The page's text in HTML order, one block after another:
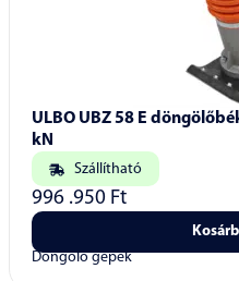
ULBO UBZ 58 E
kN
Szállítható
996 .950 Ft
Döngölő gépek